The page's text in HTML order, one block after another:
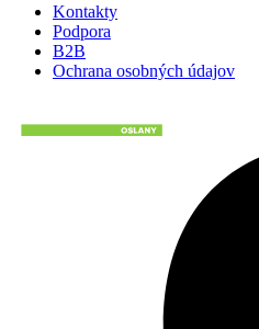
Kontakty
Podpora
B2B
Ochrana osobných údajov